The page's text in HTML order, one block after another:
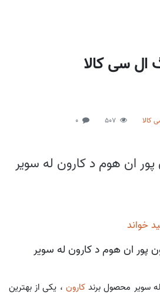
ال سی کالا
کالا 507
0
پور ان هوم د کارون له سویر
خواند
پور ان هوم د کارون له سویر
سویر محصول برندکارون ، یکی از بهترین